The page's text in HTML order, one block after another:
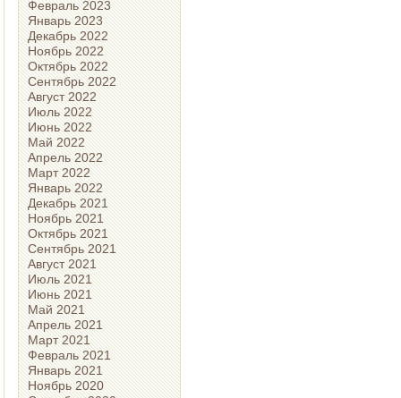
Февраль 2023
Январь 2023
Декабрь 2022
Ноябрь 2022
Октябрь 2022
Сентябрь 2022
Август 2022
Июль 2022
Июнь 2022
Май 2022
Апрель 2022
Март 2022
Январь 2022
Декабрь 2021
Ноябрь 2021
Октябрь 2021
Сентябрь 2021
Август 2021
Июль 2021
Июнь 2021
Май 2021
Апрель 2021
Март 2021
Февраль 2021
Январь 2021
Ноябрь 2020